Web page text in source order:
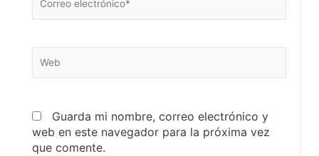
electrónico*
Guarda mi nombre, correo electrónico y
web en este navegador para la próxima vez
que comente.